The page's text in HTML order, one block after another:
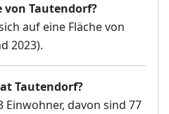
von Tautendorf?
auf eine Fläche von
2023).
Tautendorf?
Einwohner, davon sind 77